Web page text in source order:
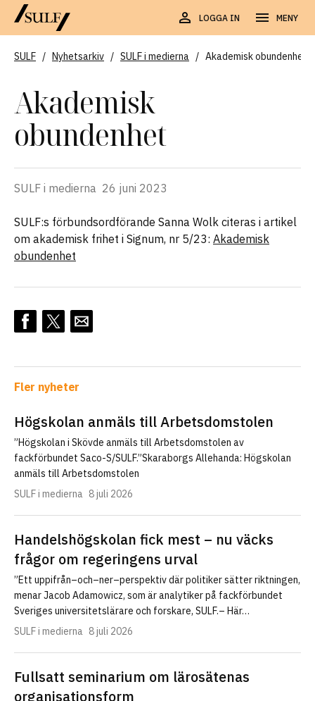
LOGGA IN MENY
SULF / Nyhetsarkiv / SULF i medierna / Akademisk obundenhet
Akademisk
obundenhet
SULF i medierna 26 juni 2023
SULF:s förbundsordförande Sanna Wolk citeras i artikel
om akademisk frihet i Signum, nr 5/23: Akademisk
obundenhet
Fler nyheter
Högskolan anmäls till Arbetsdomstolen
”Högskolan i Skövde anmäls till Arbetsdomstolen av
fackförbundet Saco-S/SULF.”Skaraborgs Allehanda: Högskolan
anmäls till Arbetsdomstolen
SULF i medierna 8 juli 2026
Handelshögskolan fick mest – nu väcks
frågor om regeringens urval
”Ett uppifrån–och–ner–perspektiv där politiker sätter riktningen,
menar Jacob Adamowicz, som är analytiker på fackförbundet
Sveriges universitetslärare och forskare, SULF.– Här…
SULF i medierna 8 juli 2026
Fullsatt seminarium om lärosätenas
organisationsform